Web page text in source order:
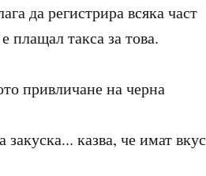
да регистрира всяка част
плащал такса за това.
привличане на черна
казва, че имат вкус